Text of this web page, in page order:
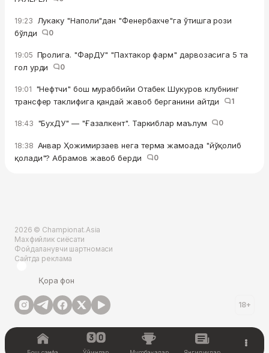
19:23
Лукаку "Наполи"дан "Фенербахче"га ўтишга рози
бўлди
0
19:05 Пролига. "ФарДУ" "Пахтакор фарм" дарвозасига 5 та
гол урди
0
19:01 "Нефтчи" бош мураббийи Отабек Шукуров клубнинг
трансфер таклифига қандай жавоб берганини айтди
1
18:43 "БухДУ" — "Ғазалкент". Таркиблар маълум 0
18:38 Анвар Ҳожимирзаев нега терма жамоада "йўқолиб
қолади"? Абрамов жавоб берди
0
2026 © Championat.Asia
Махфийлик сиёсати
Фойдаланувчи шартномаси
Сайтда реклама
Қора фон
18+